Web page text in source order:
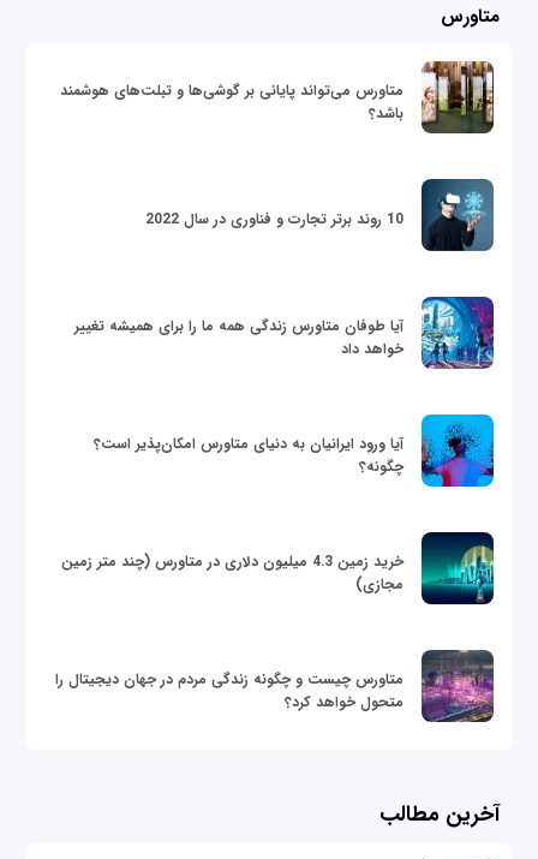
متاورس
متاورس می‌تواند پایانی بر گوشی‌ها و تبلت‌های هوشمند
باشد؟
10 روند برتر تجارت و فناوری در سال 2022
آیا طوفان متاورس زندگی همه ما را برای همیشه تغییر
خواهد داد
آیا ورود ایرانیان به دنیای متاورس امکان‌پذیر است؟
چگونه؟
خرید زمین 4.3 میلیون دلاری در متاورس (چند متر زمین
مجازی)
متاورس چیست و چگونه زندگی مردم در جهان دیجیتال را
متحول خواهد کرد؟
آخرین مطالب